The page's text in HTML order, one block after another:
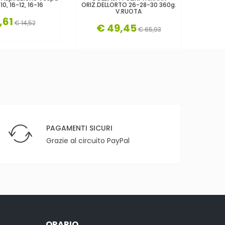
16-12, 16-16
€ 14,52
ORIZ.DELLORTO 26-28-30 360g.
V.RUOTA
€ 49,45€ 65,93
PAGAMENTI SICURI
Grazie al circuito PayPal